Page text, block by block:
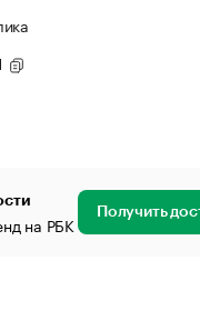
на РБК Получить